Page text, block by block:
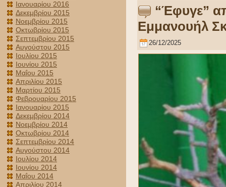
Ιανουαρίου 2016
Δεκεμβρίου 2015
Νοεμβρίου 2015
Οκτωβρίου 2015
Σεπτεμβρίου 2015
Αυγούστου 2015
Ιουλίου 2015
Ιουνίου 2015
Μαΐου 2015
Απριλίου 2015
Μαρτίου 2015
Φεβρουαρίου 2015
Ιανουαρίου 2015
Δεκεμβρίου 2014
Νοεμβρίου 2014
Οκτωβρίου 2014
Σεπτεμβρίου 2014
Αυγούστου 2014
Ιουλίου 2014
Ιουνίου 2014
Μαΐου 2014
Απριλίου 2014
“Έφυγε”
Εμμανουήλ
26/12/2025